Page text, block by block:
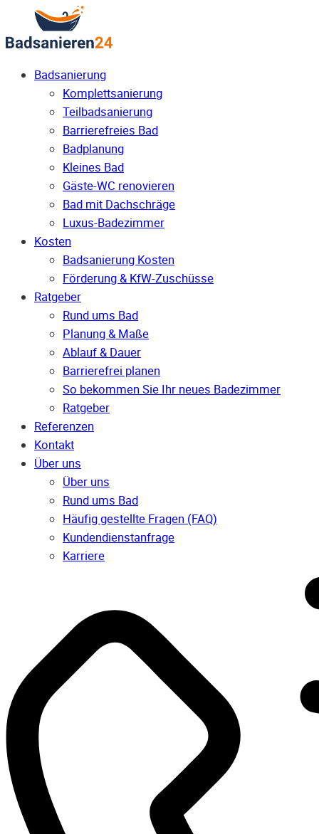
Badsanierung
Komplettsanierung
Teilbadsanierung
Barrierefreies Bad
Badplanung
Kleines Bad
Gäste-WC renovieren
Bad mit Dachschräge
Luxus-Badezimmer
Kosten
Badsanierung Kosten
Förderung & KfW-Zuschüsse
Ratgeber
Rund ums Bad
Planung & Maße
Ablauf & Dauer
Barrierefrei planen
So bekommen Sie Ihr neues Badezimmer
Ratgeber
Referenzen
Kontakt
Über uns
Über uns
Rund ums Bad
Häufig gestellte Fragen (FAQ)
Kunden­dienst­anfrage
Karriere